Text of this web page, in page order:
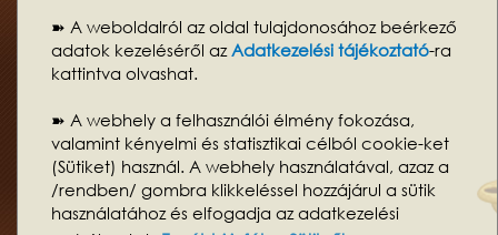
➽ A weboldalról az oldal tulajdonosához beérkező
adatok kezeléséről azAdatkezelési tájékoztató-ra
kattintva olvashat.
➽ A webhely a felhasználói élmény fokozása,
valamint kényelmi és statisztikai célból cookie-ket
(Sütiket) használ. A webhely használatával, azaz a
/rendben/ gombra klikkeléssel hozzájárul a sütik
használatához és elfogadja az adatkezelési
Felhívom a figyelmet, hogy az oldal„cookie”-kat (sütiket)használ.
Fontos azonban tudni, hogy ezek semmilyen adatot nem tárolnak illetve
küldenek az oldal látogatóiról vagy böngészési szokásairól, csak is az
internetböngésző beállításainak megváltoztatásával a sütik küldése
letiltható!
Weboldalkészítés Balatonfüredi központtal. Legyen önnek is WordPress
weboldala!
Adatkezelési tájékoztató